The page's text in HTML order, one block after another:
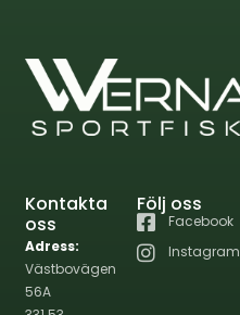
Kontakta
oss
Adress:
Västbovägen
56A
Följ oss
Facebook
Instagram